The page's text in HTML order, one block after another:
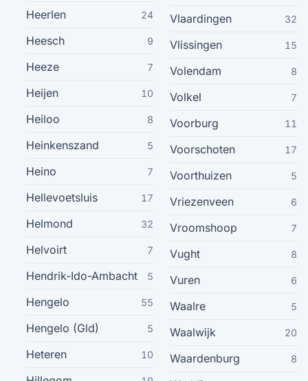
Lochem
Noordwijk
Velp
Vianen
Vlissingen
Staphorst
Uithoorn
Capelle Aan Den Ijssel
Heerlen 24
Heesch 9
Heeze 7
Heijen 10
Heiloo 8
Heinkenszand 5
Heino 7
Hellevoetsluis 17
Helmond 32
Helvoirt 7
Hendrik-Ido-Ambacht 5
Hengelo 55
Hengelo (Gld) 5
Heteren 10
Vlaardingen 32
Vlissingen 15
Volendam 8
Volkel 7
Voorburg 11
Voorschoten 17
Voorthuizen 5
Vriezenveen 6
Vroomshoop 7
Vught 8
Vuren 6
Waalre 5
Waalwijk 20
Waardenburg 8